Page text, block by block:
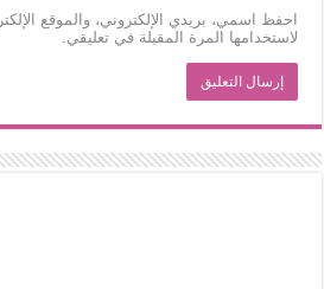
احفظ اسمي، بريدي الإلكتروني، والموقع
لاستخدامها المرة المقبلة في تعليقي.